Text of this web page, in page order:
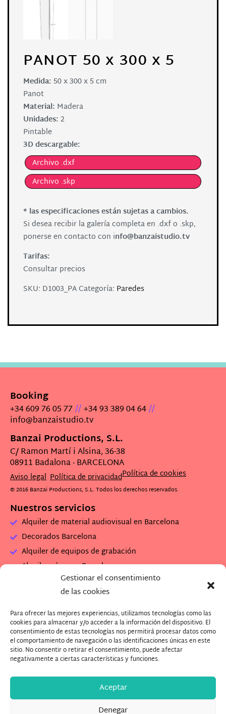
Gestionar el consentimiento
de las cookies
Para ofrecer las mejores experiencias, utilizamos tecnologías como las
cookies para almacenar y/o acceder a la información del dispositivo. El
consentimiento de estas tecnologías nos permitirá procesar datos como
el comportamiento de navegación o las identificaciones únicas en este
sitio. No consentir o retirar el consentimiento, puede afectar
negativamente a ciertas características y funciones.
Aceptar
Denegar
PANOT 50 x 300 x 5
Medida:50 x 300 x 5 cm
Panot
Material: Madera
Unidades:2
Pintable
3D descargable:
Archivo .dxf
Archivo .skp
* las especificaciones están sujetas a cambios.
Si desea recibir la galería completa en .dxf o .skp,
ponerse en contacto con info@banzaistudio.tv
Tarifas:
Consultar precios
SKU: D1003_PACategoría: Paredes
Booking
+34 609 76 05 77//+34 93 389 04 64//
info@banzaistudio.tv
Banzai Productions, S.L.
C/ Ramon Martí i Alsina, 36-38
08911 Badalona · BARCELONA
Aviso legal Política de privacidadPolítica de cookies
© 2016 Banzai Productions, S.L. Todos los derechos reservados.
Nuestros servicios
Alquiler de material audiovisual en Barcelona
Decorados Barcelona
Alquiler de equipos de grabación
Alquiler cámaras Barcelona
Alquiler set de rodaje
Alquiler plató de grabación
Descarga Dossier Banzai
Descarga imagenes Plató (.zip)
¿Quieres trabajar con nosotros?